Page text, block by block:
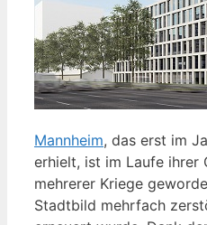
Mannheim, das erst im
erhielt, ist im Laufe ihrer
mehrerer Kriege
Stadtbild mehrfach